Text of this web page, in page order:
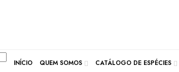
INÍCIO QUEM SOMOS CATÁLOGO DE ESPÉCIES